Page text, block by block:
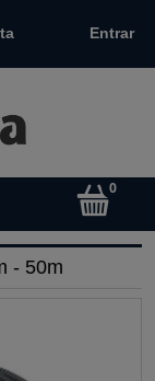
Entrar
- 50m